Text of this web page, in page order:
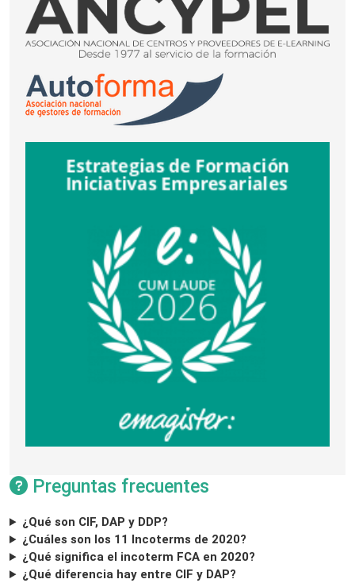
Preguntas frecuentes
¿Qué son CIF, DAP y DDP?
¿Cuáles son los 11 Incoterms de 2020?
¿Qué significa el incoterm FCA en 2020?
¿Qué diferencia hay entre CIF y DAP?